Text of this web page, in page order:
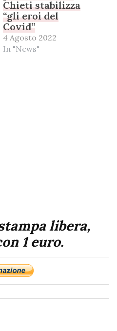
Chieti stabilizza
“gli eroi del
Covid”
4 Agosto 2022
In "News"
libera,
1 euro.